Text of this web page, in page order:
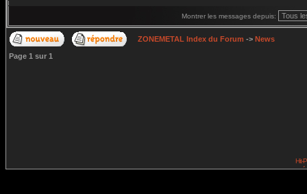
Montrer les messages depuis:
ZONEMETAL Index du Forum -> News
Page 1 sur 1